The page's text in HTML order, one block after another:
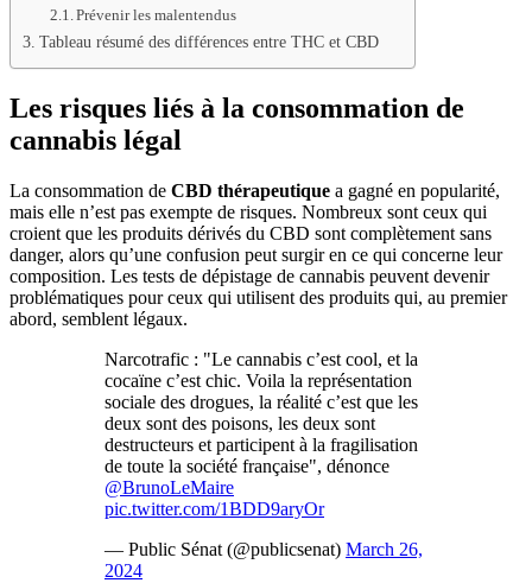
Prévenir les malentendus
Tableau résumé des différences entre THC et CBD
Les risques liés à la consommation de
cannabis légal
La consommation de CBD thérapeutique a gagné en popularité,
mais elle n’est pas exempte de risques. Nombreux sont ceux qui
croient que les produits dérivés du CBD sont complètement sans
danger, alors qu’une confusion peut surgir en ce qui concerne leur
composition. Les tests de dépistage de cannabis peuvent devenir
problématiques pour ceux qui utilisent des produits qui, au premier
abord, semblent légaux.
Narcotrafic : "Le cannabis c’est cool, et la
cocaïne c’est chic. Voila la représentation
sociale des drogues, la réalité c’est que les
deux sont des poisons, les deux sont
destructeurs et participent à la fragilisation
de toute la société française", dénonce
@BrunoLeMaire
pic.twitter.com/1BDD9aryOr
— Public Sénat (@publicsenat) March 26,
2024